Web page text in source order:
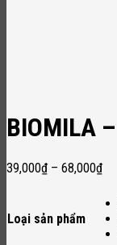
BIOMILA
39,000₫– 68,000₫
Loại sản phẩm